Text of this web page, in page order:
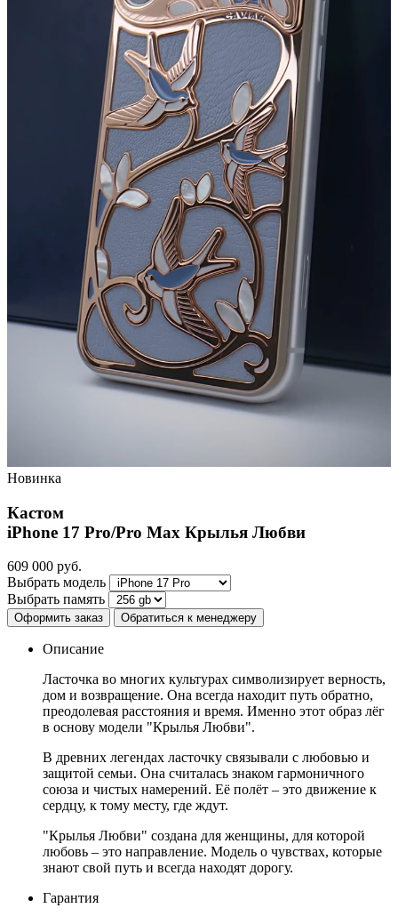
Новинка
Кастом
iPhone 17 Pro/Pro Max Крылья Любви
609 000 руб.
Выбрать модель
Выбрать память
Оформить заказ Обратиться к менеджеру
Описание
Ласточка во многих культурах символизирует верность,
дом и возвращение. Она всегда находит путь обратно,
преодолевая расстояния и время. Именно этот образ лёг
в основу модели "Крылья Любви".
В древних легендах ласточку связывали с любовью и
защитой семьи. Она считалась знаком гармоничного
союза и чистых намерений. Её полёт – это движение к
сердцу, к тому месту, где ждут.
"Крылья Любви" создана для женщины, для которой
любовь – это направление. Модель о чувствах, которые
знают свой путь и всегда находят дорогу.
Гарантия